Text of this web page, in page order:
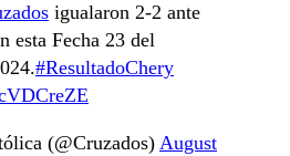
igualaron 2-2 ante
esta Fecha 23 del
#ResultadoChery
(@Cruzados) August